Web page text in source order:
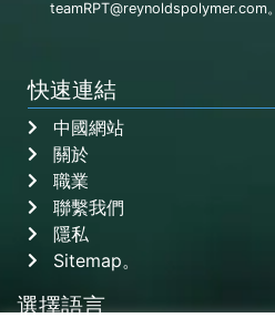
teamRPT@reynoldspolymer.com。
快速連結
中國網站
關於
職業
聯繫我們
隱私
Sitemap。
選擇語言